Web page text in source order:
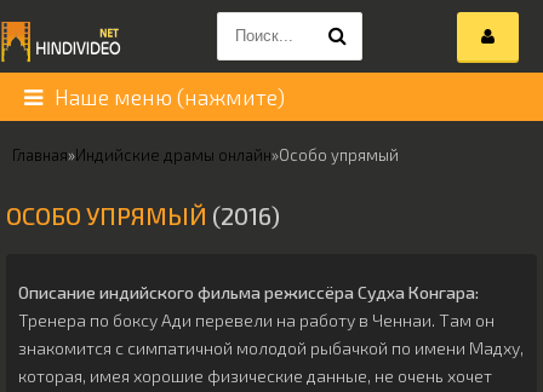
Наше меню (нажмите)
Главная»Индийские драмы онлайн»Особо упрямый
ОСОБО УПРЯМЫЙ (2016)
Описание индийского фильма режиссёра Судха Конгара:
Тренера по боксу Ади перевели на работу в Ченнаи. Там он
знакомится с симпатичной молодой рыбачкой по имени Мадху,
которая, имея хорошие физические данные, не очень хочет